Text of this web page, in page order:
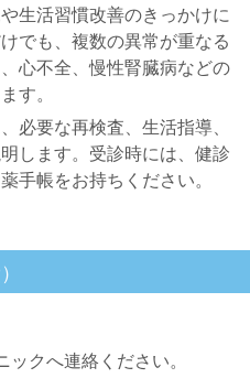
生活習慣改善のきっかけに
でも、複数の異常が重なる
心不全、慢性腎臓病などの
す。
必要な再検査、生活指導、
します。受診時には、健診
手帳をお持ちください。
クへ連絡ください。